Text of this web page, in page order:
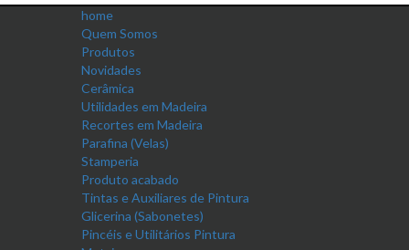
home
Quem Somos
Produtos
Novidades
Cerâmica
Utilidades em Madeira
Recortes em Madeira
Parafina (Velas)
Stamperia
Produto acabado
Tintas e Auxiliares de Pintura
Glicerina (Sabonetes)
Pincéis e Utilitários Pintura